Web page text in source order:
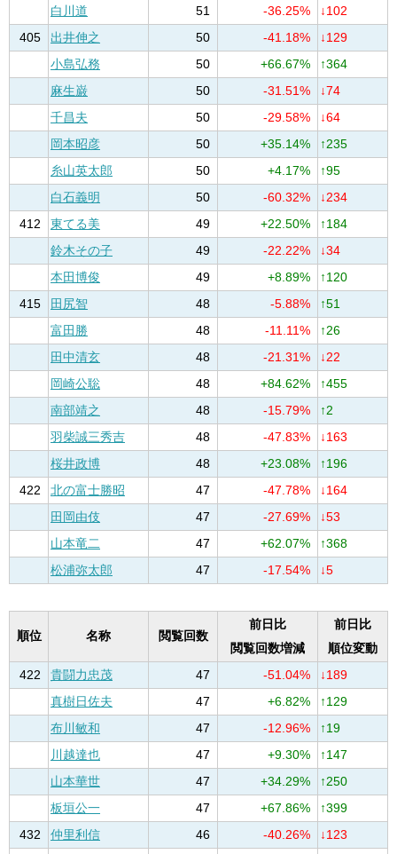
白川道
51 -36.25%
↓102
405
出井伸之 50 -41.18%
↓129
小島弘務
50 +66.67%
↑364
麻生巌
50 -31.51%
↓74
千昌夫
50 -29.58%
↓64
岡本昭彦
50 +35.14%
↑235
糸山英太郎
50 +4.17%
↑95
白石義明
50 -60.32%
↓234
412
東てる美 49 +22.50%
↑184
鈴木その子
49 -22.22%
↓34
本田博俊
49 +8.89%
↑120
415
田尻智 48 -5.88%
↑51
富田勝
48 -11.11%
↑26
田中清玄
48 -21.31%
↓22
岡崎公聡
48 +84.62%
↑455
南部靖之
48 -15.79%
↑2
羽柴誠三秀吉
48 -47.83%
↓163
桜井政博
48 +23.08%
↑196
422
北の富士勝昭 47 -47.78%
↓164
田岡由伎
47 -27.69%
↓53
山本竜二
47 +62.07%
↑368
松浦弥太郎
47 -17.54% ↓5
順位 名称 閲覧回数
前日比
閲覧回数増減
前日比
順位変動
422
貴闘力忠茂 47 -51.04%
↓189
真樹日佐夫
47 +6.82%
↑129
布川敏和
47 -12.96%
↑19
川越達也
47 +9.30%
↑147
山本華世
47 +34.29%
↑250
板垣公一
47 +67.86%
↑399
432
仲里利信 46 -40.26%
↓123